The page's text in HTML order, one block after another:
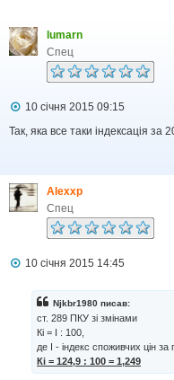
е
н
н
lumarn
Спец
П
в
м
л
е
10 січня 2015 09:15
Так, яка все таки індексація за
Alexxp
Спец
П10 січня 2015 14:45
Njkbr1980 писав:
ст. 289 ПКУ зі змінами
Кі = І : 100,
де І - індекс споживчих цін за
Кі = 124,9 : 100 = 1,249